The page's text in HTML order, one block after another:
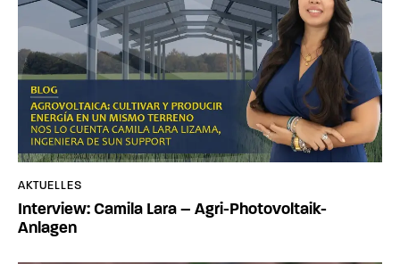
AKTUELLES
Interview: Camila Lara – Agri-Photovoltaik-
Anlagen